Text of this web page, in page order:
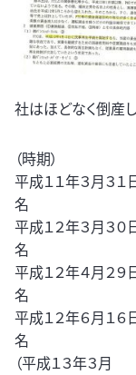
社はほどなく倒産
（時期）
平成１１年３
名
平成１２年３
名
平成１２年４
名
平成１２年６
名
（平成１３年３月